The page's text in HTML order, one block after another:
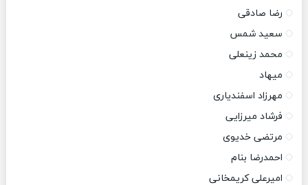
رضا صادقی
سعید شمس
محمد زینعلی
میهاد
مهرزاد اسفندیاری
فرشاد میرزایی
مرتضی خدیوی
احمدرضا بنام
امیرعلی کریمخانی